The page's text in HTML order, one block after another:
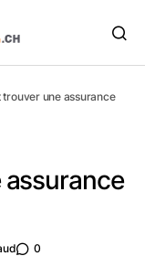
trouver une assurance
0